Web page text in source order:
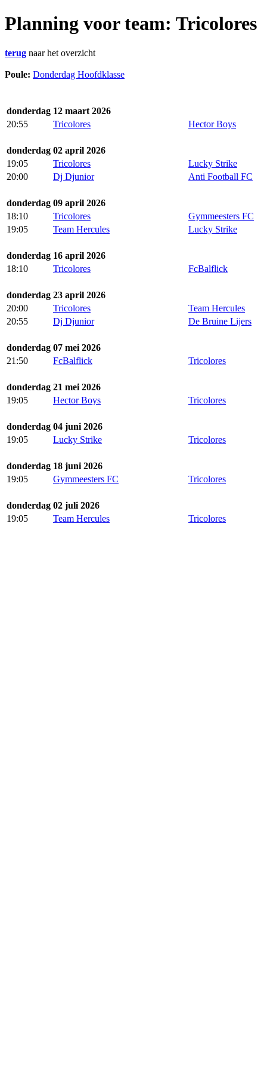
Planning voor team: Tricolores
terug naar het overzicht
Poule: Donderdag Hoofdklasse
donderdag 12 maart 2026
20:55
Tricolores Hector Boys
donderdag 02 april 2026
19:05
Tricolores
Lucky Strike
20:00
Dj Djunior Anti Football FC
donderdag 09 april 2026
18:10
Tricolores
Gymmeesters FC
19:05
Team Hercules Lucky Strike
donderdag 16 april 2026
18:10
Tricolores FcBalflick
donderdag 23 april 2026
20:00
Tricolores
Team Hercules
20:55
Dj Djunior De Bruine Lijers
donderdag 07 mei 2026
21:50
FcBalflick Tricolores
donderdag 21 mei 2026
19:05
Hector Boys Tricolores
donderdag 04 juni 2026
19:05
Lucky Strike Tricolores
donderdag 18 juni 2026
19:05
Gymmeesters FC Tricolores
donderdag 02 juli 2026
19:05
Team Hercules Tricolores